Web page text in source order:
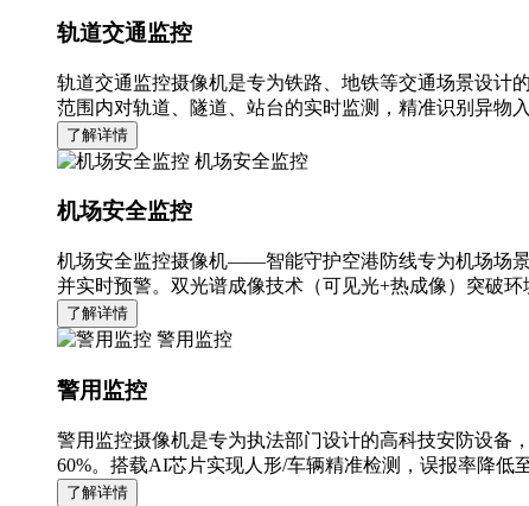
轨道交通监控
轨道交通监控摄像机是专为铁路、地铁等交通场景设计
范围内对轨道、隧道、站台的实时监测，精准识别异物
了解详情
机场安全监控
机场安全监控
机场安全监控摄像机——智能守护空港防线专为机场场
并实时预警。双光谱成像技术（可见光+热成像）突破
了解详情
警用监控
警用监控
警用监控摄像机是专为执法部门设计的高科技安防设备
60%。搭载AI芯片实现人形/车辆精准检测，误报率降低
了解详情